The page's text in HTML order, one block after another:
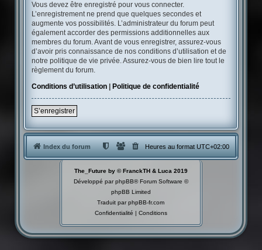
Vous devez être enregistré pour vous connecter.
L’enregistrement ne prend que quelques secondes et
augmente vos possibilités. L’administrateur du forum peut
également accorder des permissions additionnelles aux
membres du forum. Avant de vous enregistrer, assurez-vous
d’avoir pris connaissance de nos conditions d’utilisation et de
notre politique de vie privée. Assurez-vous de bien lire tout le
règlement du forum.
Conditions d’utilisation| Politique de confidentialité
S’enregistrer
Index du forum Heures au formatUTC+02:00
The_Future by © FranckTH & Luca 2019
Développé parphpBB® Forum Software ©
phpBB Limited
Traduit parphpBB-fr.com
Confidentialité | Conditions